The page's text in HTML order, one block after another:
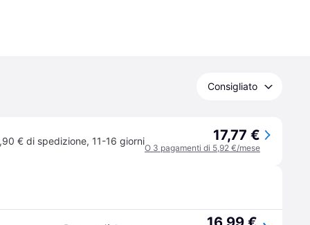
Consigliato
€ di spedizione, 11-16 giorni 17,77 €
O 3 pagamenti di 5,92 €/mese